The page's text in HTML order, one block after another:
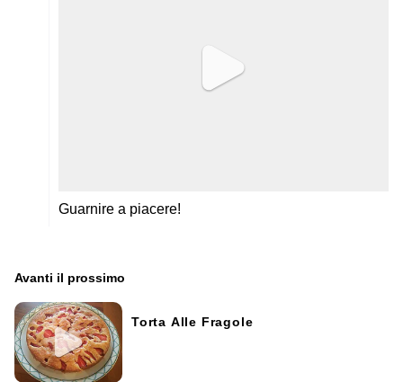
Guarnire a piacere!
Avanti il ​​prossimo
Torta Alle Fragole